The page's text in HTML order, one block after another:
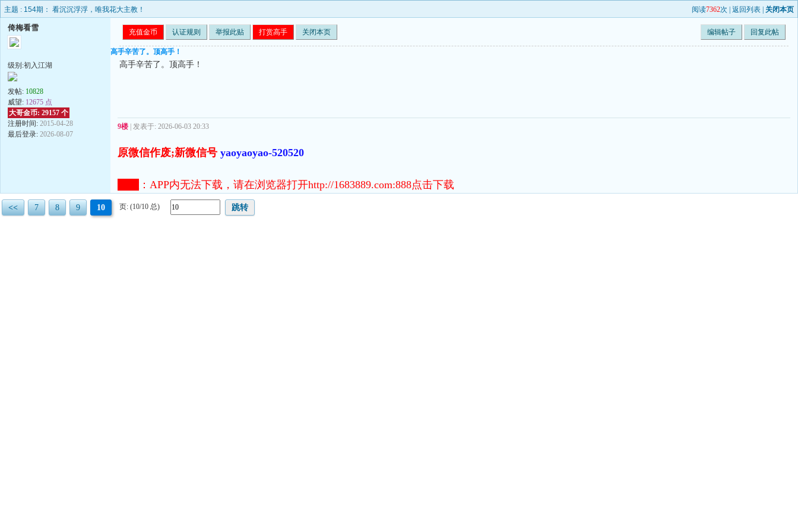
主题 : 154期： 看沉沉浮浮，唯我花大主教！ 阅读7362次 | 返回列表 关闭本页
倚梅看雪
级别:初入江湖
发帖: 10828
威望: 12675 点
大哥金币: 29157 个
注册时间: 2015-04-28
最后登录: 2026-08-07
充值金币 认证规则 举报此贴 打赏高手 关闭本页 编辑帖子 回复此帖
高手辛苦了。顶高手！
高手辛苦了。顶高手！
9楼 | 发表于: 2026-06-03 20:33
原微信作废;新微信号 yaoyaoyao-520520
： APP内无法下载，请在浏览器打开http://1683889.com:888点击下载
<< 7 8 9 10 页: (10/10 总) 跳转